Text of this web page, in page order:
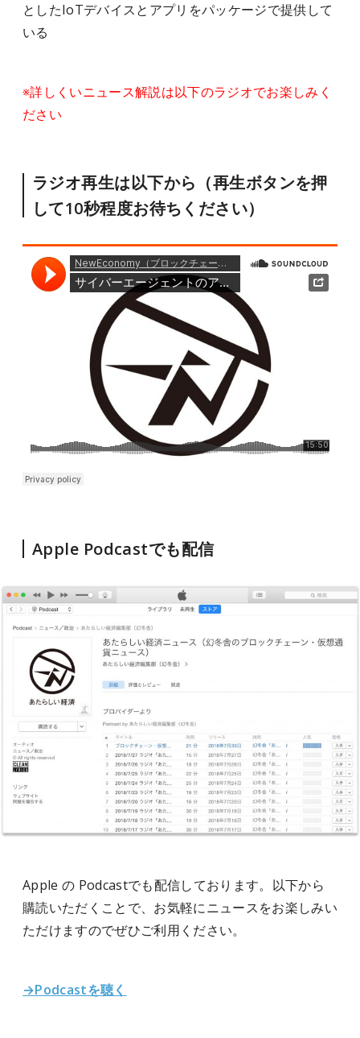
としたIoTデバイスとアプリをパッケージで提供して
いる
※詳しくいニュース解説は以下のラジオでお楽しみく
ださい
ラジオ再生は以下から（再生ボタンを押
して10秒程度お待ちください）
Apple Podcastでも配信
Apple の Podcastでも配信しております。以下から
購読いただくことで、お気軽にニュースをお楽しみい
ただけますのでぜひご利用ください。
→Podcastを聴く